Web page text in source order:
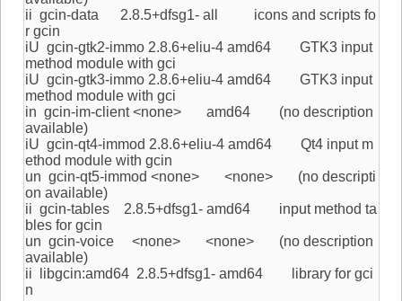
ii gcin-data 2.8.5+dfsg1- all icons and scripts fo
r gcin
iU gcin-gtk2-immo 2.8.6+eliu-4 amd64 GTK3 input
method module with gci
iU gcin-gtk3-immo 2.8.6+eliu-4 amd64 GTK3 input
method module with gci
in gcin-im-client <none> amd64 (no description
available)
iU gcin-qt4-immod 2.8.6+eliu-4 amd64 Qt4 input m
ethod module with gcin
un gcin-qt5-immod <none> <none> (no descripti
on available)
ii gcin-tables 2.8.5+dfsg1- amd64 input method ta
bles for gcin
un gcin-voice <none> <none> (no description
available)
ii libgcin:amd64 2.8.5+dfsg1- amd64 library for gci
n